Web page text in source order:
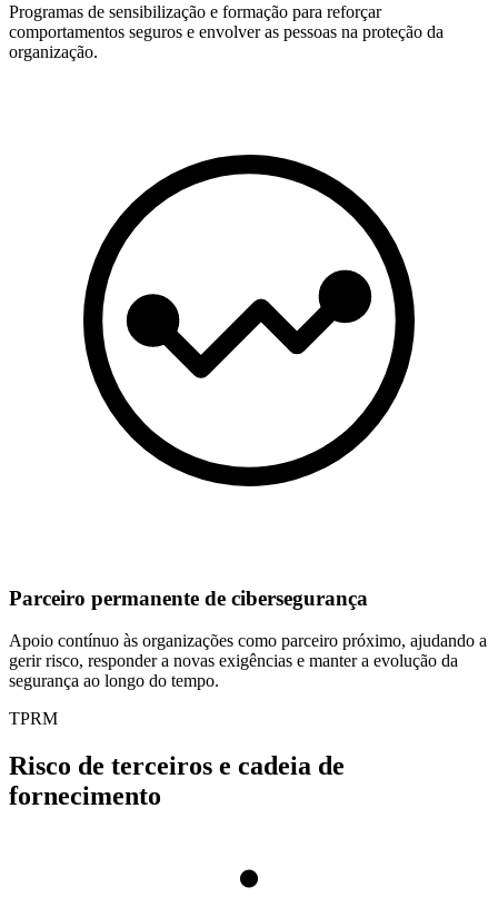
Programas de sensibilização e formação para reforçar
comportamentos seguros e envolver as pessoas na proteção da
organização.
Parceiro permanente de cibersegurança
Apoio contínuo às organizações como parceiro próximo, ajudando a
gerir risco, responder a novas exigências e manter a evolução da
segurança ao longo do tempo.
TPRM
Risco de terceiros e cadeia de
fornecimento